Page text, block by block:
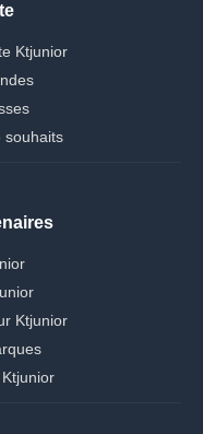
Ktjunior
souhaits
Ktjunior